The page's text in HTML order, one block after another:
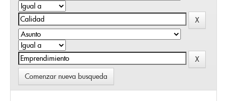
Comenzar nueva busqueda